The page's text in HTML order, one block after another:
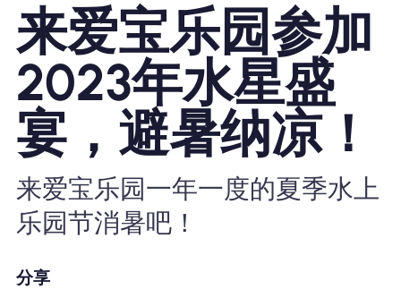
商城
关于 eSIM
为什么选择Nomad eSIM
使用 eSIM
来爱宝乐园参加
2023年水星盛
宴，避暑纳凉！
来爱宝乐园一年一度的夏季水上
乐园节消暑吧！
分享